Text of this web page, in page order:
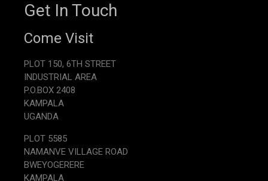
Get In Touch
Come Visit
PLOT 150, 6TH STREET
INDUSTRIAL AREA
P.O.BOX 2408
KAMPALA
UGANDA
PLOT 5585
NAMANVE VILLAGE ROAD
BWEYOGERERE
KAMPALA